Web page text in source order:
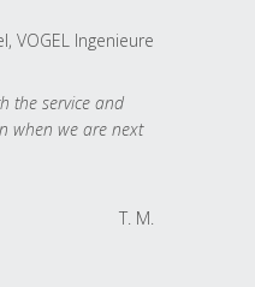
VOGEL Ingenieure
the service and
when we are next
T. M.